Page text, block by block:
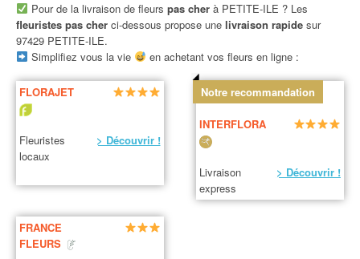
Pour de la livraison de fleurs pas cherà PETITE-ILE ? Les
fleuristes pas cher ci-dessous propose une livraison rapide sur
97429 PETITE-ILE.
Simplifiez vous la vie
en achetant vos fleurs en ligne :
FLORAJET
Fleuristes
locaux
> Découvrir !
Notre recommandation
INTERFLORA
Livraison
express
> Découvrir !
FRANCE
FLEURS